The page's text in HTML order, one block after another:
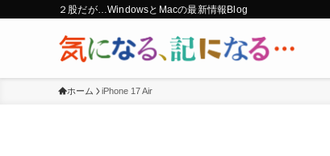
２股だが…WindowsとMacの最新情報Blog
ホーム iPhone 17 Air